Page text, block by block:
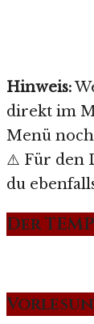
Hinweis:
direkt im
Menü
⚠️ Für den
du
Der